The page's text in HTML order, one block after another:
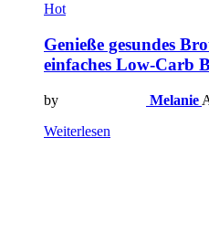
Hot
Genieße gesundes
einfaches Low-Carb
by Melanie
Weiterlesen